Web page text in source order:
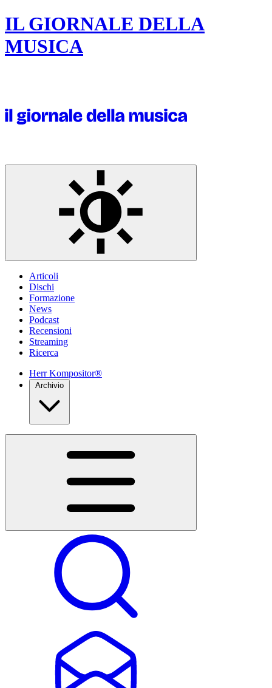
IL GIORNALE DELLA
MUSICA
Articoli
Dischi
Formazione
News
Podcast
Recensioni
Streaming
Ricerca
Herr Kompositor®
Archivio